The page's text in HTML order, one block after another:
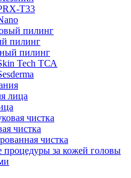
T33
пилинг
пилинг
пилинг
Tech ТСА
лица
чистка
чистка
чистка
процедуры за кожей головы